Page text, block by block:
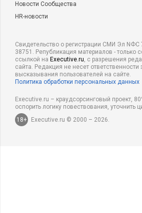
Новости Сообщества
HR-новости
Свидетельство о регистрации СМИ Эл NФС
38751. Републикация материалов - только
ссылкой на Executive.ru, с разрешения
сайта. Редакция не несет ответственности
высказывания пользователей на сайте.
Политика обработки персональных данных
Executive.ru – краудсорсинговый проект,
оспорить логику повествования,
18+
Executive.ru © 2000 – 2026.